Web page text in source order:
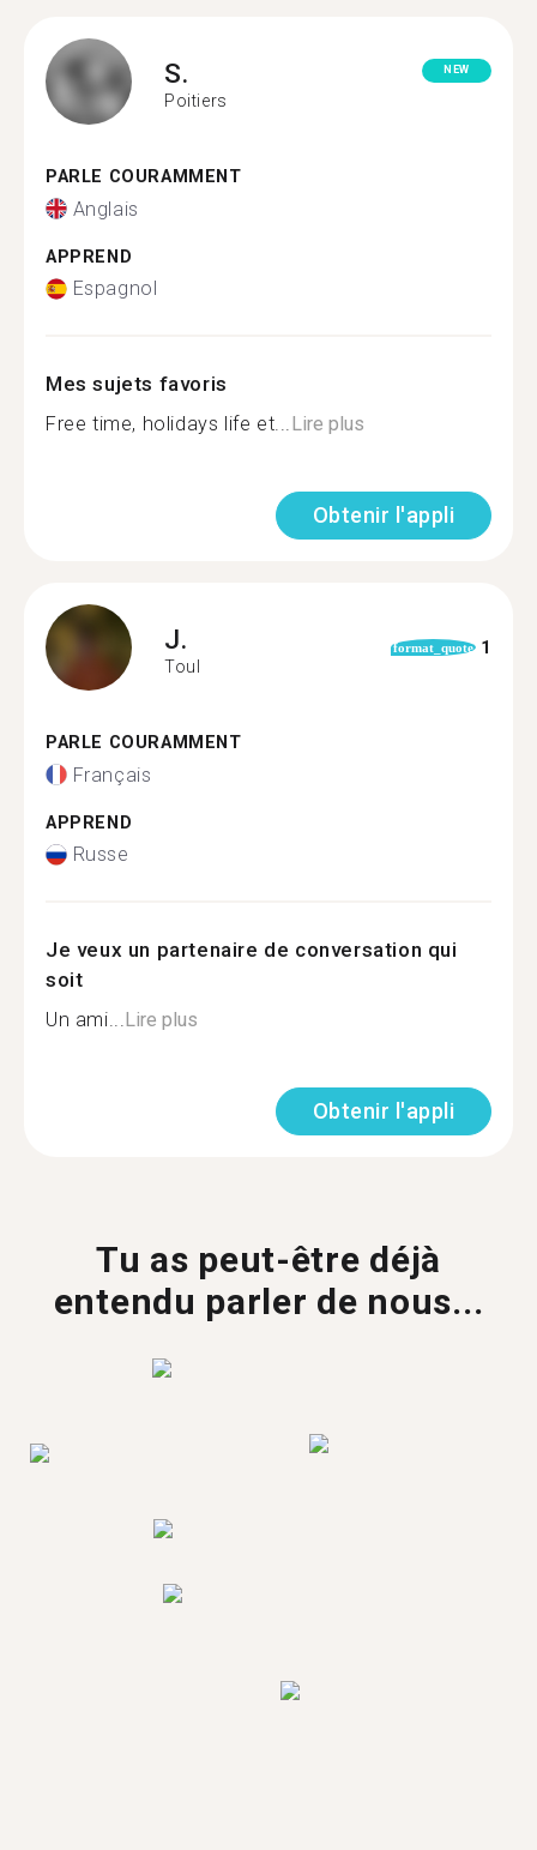
S.
Poitiers
NEW
PARLE COURAMMENT
Anglais
APPREND
Espagnol
Mes sujets favoris
Free time, holidays life et...Lire plus
Obtenir l'appli
J.
Toul
format_quote 1
PARLE COURAMMENT
Français
APPREND
Russe
Je veux un partenaire de conversation qui
soit
Un ami...Lire plus
Obtenir l'appli
Tu as peut-être déjà
entendu parler de nous...